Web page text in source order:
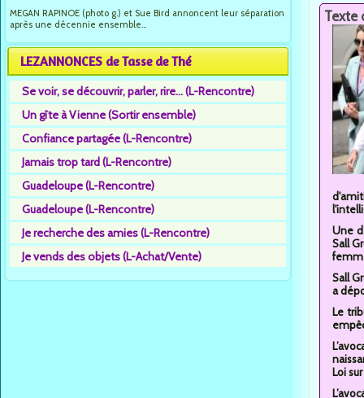
MEGAN RAPINOE (photo g.) et Sue Bird annoncent leur séparation
après une décennie ensemble...
LEZANNONCES de Tasse de Thé
Se voir, se découvrir, parler, rire... (L-Rencontre)
Un gîte à Vienne (Sortir ensemble)
Confiance partagée (L-Rencontre)
Jamais trop tard (L-Rencontre)
Guadeloupe (L-Rencontre)
Guadeloupe (L-Rencontre)
Je recherche des amies (L-Rencontre)
Je vends des objets (L-Achat/Vente)
Texte
Une
Sall
Sall
a
Le
Loi